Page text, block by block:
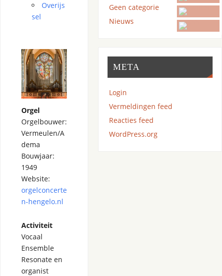
Overijs
sel
Orgel
Orgelbouwer:
Vermeulen/A
dema
Bouwjaar:
1949
Website:
orgelconcerte
n-hengelo.nl
Activiteit
Vocaal
Ensemble
Resonate en
organist
Geen categorie
Nieuws
META
Login
Vermeldingen feed
Reacties feed
WordPress.org